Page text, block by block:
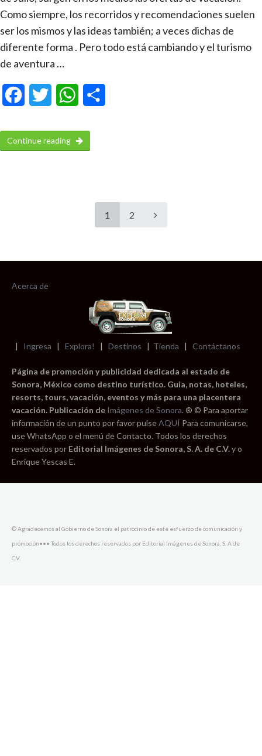
Como siempre, los recorridos y recomendaciones suelen
ser los mismos y las ideas también; a veces dichas de
diferente forma . Pero todo está cambiando y el turismo
de aventura …
FacebookTwitter WhatsApp
Continue reading
1 2
Acerca de
| Ingresa | Explora! | Destinos | Tienda | Contáctanos
Página de promoción y publicidad dedicada al estado de
Sonora, México como destino turístico. Guia, notas, hoteles,
resorts, tours, vacación, eventos y más para una placentera
vacación. Publicación de Imágenes de Sonora. ® © Para aportar
información de un punto por favor pulseAQUÍ Para comunicarse,
use WhatsApp o el menú de Contacto. Todos los derechos
reservados por Editorial Imágenes de Sonora, S. A. de C.V.y o
Enrique Yescas E.
© Agradecemos al Gobierno de Sonora el patrocinio de este esfuerzo de comunicación y
promoción••• Todos los derechos reservados por Editorial Imágenes de Sonora, S. A de
C.V.